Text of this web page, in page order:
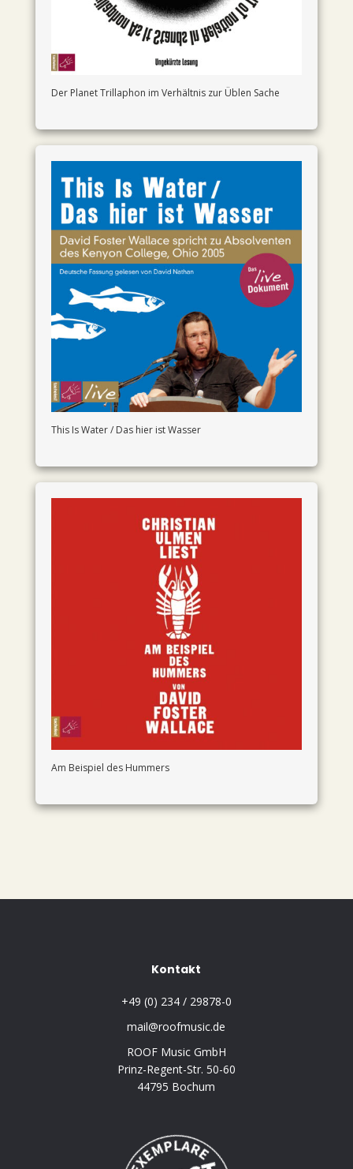
Der Planet Trillaphon im Verhältnis zur Üblen Sache
This Is Water / Das hier ist Wasser
Am Beispiel des Hummers
Kontakt
+49 (0) 234 / 29878-0
mail@roofmusic.de
ROOF Music GmbH
Prinz-Regent-Str. 50-60
44795 Bochum